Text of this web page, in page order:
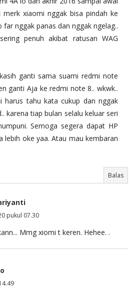
merk xiaomi nggak bisa pindah ke
far nggak panas dan nggak ngelag..
penuh akibat ratusan WAG
ganti sama suami redmi note
ganti Aja ke redmi note 8.. wkwk..
harus tahu kata cukup dan nggak
karena tiap bulan selalu keluar seri
Semoga segera dapat HP
lebih oke yaa. Atau mau kembaran
Balas
pukul 07.30
Mmg xiomi t keren. Hehee. .